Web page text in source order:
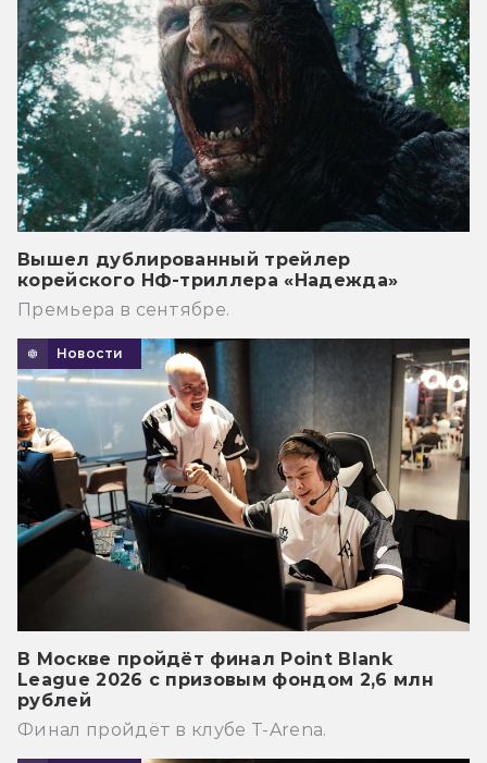
Вышел дублированный трейлер
корейского НФ-триллера «Надежда»
Премьера в сентябре.
Новости
В Москве пройдёт финал Point Blank
League 2026 с призовым фондом 2,6 млн
рублей
Финал пройдёт в клубе T-Arena.